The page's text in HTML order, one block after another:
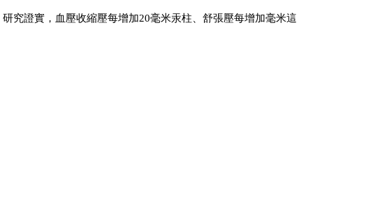
究證實，血壓收縮壓每增加20毫米汞柱、舒張壓每增加毫米這